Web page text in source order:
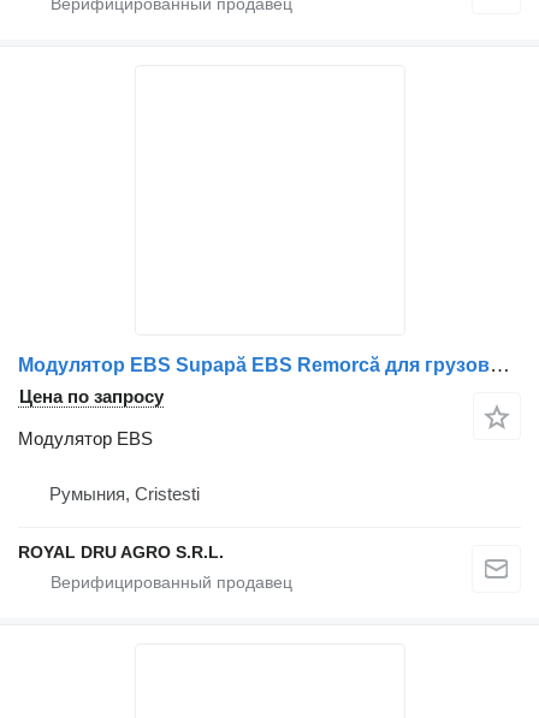
Модулятор EBS Supapă EBS Remorcă для грузовика MAN (Coduri: 8152301-6213, 81523016213, 8152301-6212, 81523016212, 8152301-6209, 81523016209, 81523019213, 8152301-9213, 81523016207, 8152301-6207)
Цена по запросу
Модулятор EBS
Румыния, Cristesti
ROYAL DRU AGRO S.R.L.